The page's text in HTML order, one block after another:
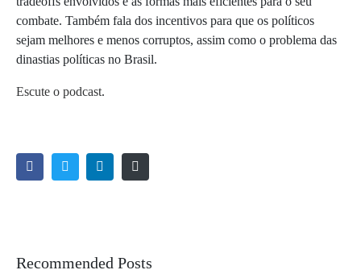
combate. Também fala dos incentivos para que os políticos
sejam melhores e menos corruptos, assim como o problema das
dinastias políticas no Brasil.
Escute o podcast.
Recommended Posts